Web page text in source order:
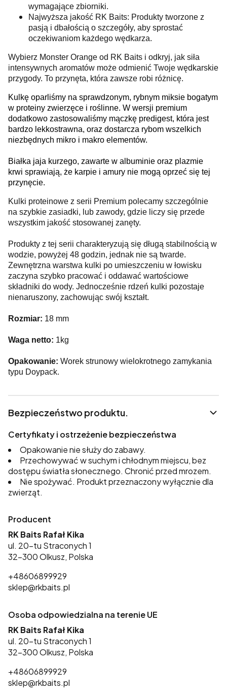
wymagające zbiorniki.
Najwyższa jakość RK Baits: Produkty tworzone z
pasją i dbałością o szczegóły, aby sprostać
oczekiwaniom każdego wędkarza.
Wybierz Monster Orange od RK Baits i odkryj, jak siła
intensywnych aromatów może odmienić Twoje wędkarskie
przygody. To przynęta, która zawsze robi różnicę.
Kulkę oparliśmy na sprawdzonym, rybnym miksie bogatym
w proteiny zwierzęce i roślinne. W wersji premium
dodatkowo zastosowaliśmy mączkę predigest, która jest
bardzo lekkostrawna, oraz dostarcza rybom wszelkich
niezbędnych mikro i makro elementów.
Białka jaja kurzego, zawarte w albuminie oraz plazmie
krwi sprawiają, że karpie i amury nie mogą oprzeć się tej
przynęcie.
Kulki proteinowe z serii Premium polecamy szczególnie
na szybkie zasiadki, lub zawody, gdzie liczy się przede
wszystkim jakość stosowanej zanęty.
Produkty z tej serii charakteryzują się długą stabilnością w
wodzie, powyżej 48 godzin, jednak nie są twarde.
Zewnętrzna warstwa kulki po umieszczeniu w łowisku
zaczyna szybko pracować i oddawać wartościowe
składniki do wody. Jednocześnie rdzeń kulki pozostaje
nienaruszony, zachowując swój kształt.
Rozmiar: 18 mm
Waga netto: 1kg
Opakowanie: Worek strunowy wielokrotnego zamykania
typu Doypack.
Bezpieczeństwo produktu.
Certyfikaty i ostrzeżenie bezpieczeństwa
Opakowanie nie służy do zabawy.
Przechowywać w suchym i chłodnym miejscu, bez
dostępu światła słonecznego. Chronić przed mrozem.
Nie spożywać. Produkt przeznaczony wyłącznie dla
zwierząt.
Producent
RK Baits Rafał Kika
ul. 20-tu Straconych 1
32-300 Olkusz, Polska
+48606899929
sklep@rkbaits.pl
Osoba odpowiedzialna na terenie UE
RK Baits Rafał Kika
ul. 20-tu Straconych 1
32-300 Olkusz, Polska
+48606899929
sklep@rkbaits.pl